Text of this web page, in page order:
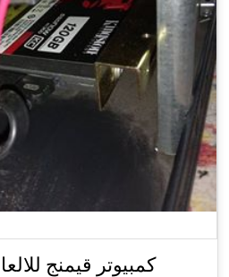
كمبيوتر قيمنج